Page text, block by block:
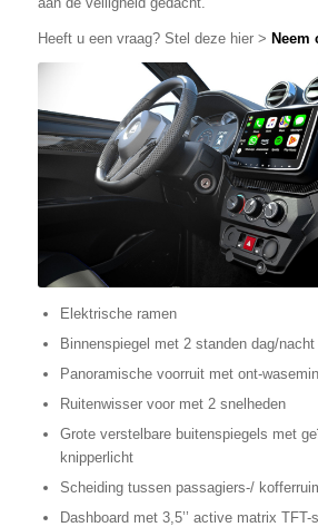
Heeft u een vraag? Stel deze hier > Neem
Elektrische ramen
Binnenspiegel met 2 standen dag/nacht
Panoramische voorruit met ont-
Ruitenwisser voor met 2 snelheden
Grote verstelbare buitenspiegels met
knipperlicht
Scheiding tussen passagiers-/
Dashboard met 3,5’’ active matrix TFT-